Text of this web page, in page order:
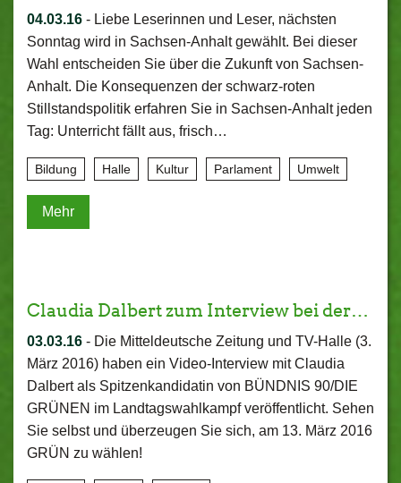
04.03.16 - Liebe Leserinnen und Leser, nächsten
Sonntag wird in Sachsen-Anhalt gewählt. Bei dieser
Wahl entscheiden Sie über die Zukunft von Sachsen-
Anhalt. Die Konsequenzen der schwarz-roten
Stillstandspolitik erfahren Sie in Sachsen-Anhalt jeden
Tag: Unterricht fällt aus, frisch…
Bildung Halle Kultur Parlament Umwelt
Mehr
Claudia Dalbert zum Interview bei der…
03.03.16 - Die Mitteldeutsche Zeitung und TV-Halle (3.
März 2016) haben ein Video-Interview mit Claudia
Dalbert als Spitzenkandidatin von BÜNDNIS 90/DIE
GRÜNEN im Landtagswahlkampf veröffentlicht. Sehen
Sie selbst und überzeugen Sie sich, am 13. März 2016
GRÜN zu wählen!